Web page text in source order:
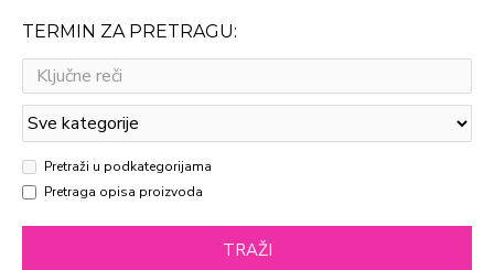
TERMIN ZA PRETRAGU:
Pretraži u podkategorijama
Pretraga opisa proizvoda
TRAŽI